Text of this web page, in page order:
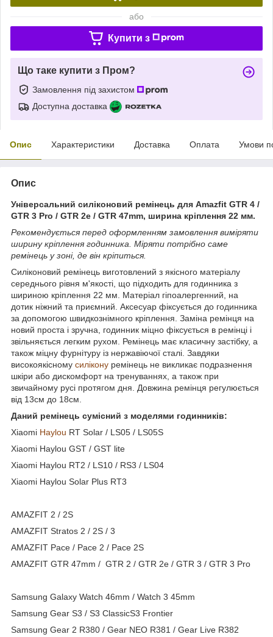
або
Купити з
Що таке купити з Пром?
Замовлення під захистом
Доступна доставка
Опис Характеристики Доставка Оплата Умови
Опис
Універсальний силіконовий ремінець для Amazfit GTR 4 /
GTR 3 Pro / GTR 2e / GTR 47mm, ширина кріплення 22 мм.
Рекомендується перед оформленням замовлення виміряти
ширину кріплення годинника. Міряти потрібно саме
ремінець у зоні, де він кріпиться.
Силіконовий ремінець виготовлений з якісного матеріалу
середнього рівня м'якості, що підходить для годинника з
шириною кріплення 22 мм. Матеріал гіпоалергенний, на
дотик ніжний та приємний. Аксесуар фіксується до годинника
за допомогою швидкознімного кріплення. Заміна ремінця на
новий проста і зручна, годинник міцно фіксується в ремінці і
звільняється легким рухом. Ремінець має класичну застібку, а
також міцну фурнітуру із нержавіючої сталі. Завдяки
високоякісному силікону ремінець не викликає подразнення
шкіри або дискомфорт на тренуваннях, а також при
звичайному русі протягом дня. Довжина ремінця регулюється
від 13см до 18см.
Даний ремінець сумісний з моделями годинників:
Xiaomi Haylou RT Solar / LS05 / LS05S
Xiaomi Haylou GST / GST lite
Xiaomi Haylou RT2 / LS10 / RS3 / LS04
Xiaomi Haylou Solar Plus RT3
AMAZFIT 2 / 2S
AMAZFIT Stratos 2 / 2S / 3
AMAZFIT Pace / Pace 2 / Pace 2S
AMAZFIT GTR 47mm / GTR 2 / GTR 2e / GTR 3 / GTR 3 Pro
Samsung Galaxy Watch 46mm / Watch 3 45mm
Samsung Gear S3 / S3 ClassicS3 Frontier
Samsung Gear 2 R380 / Gear NEO R381 / Gear Live R382